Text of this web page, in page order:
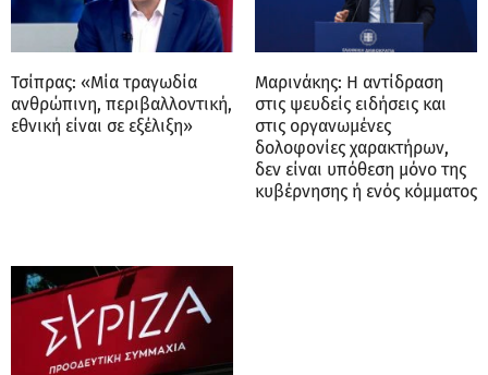
Τσίπρας: «Μία τραγωδία
ανθρώπινη, περιβαλλοντική,
εθνική είναι σε εξέλιξη»
Μαρινάκης: Η αντίδραση
στις ψευδείς ειδήσεις και
στις οργανωμένες
δολοφονίες χαρακτήρων,
δεν είναι υπόθεση μόνο της
κυβέρνησης ή ενός κόμματος